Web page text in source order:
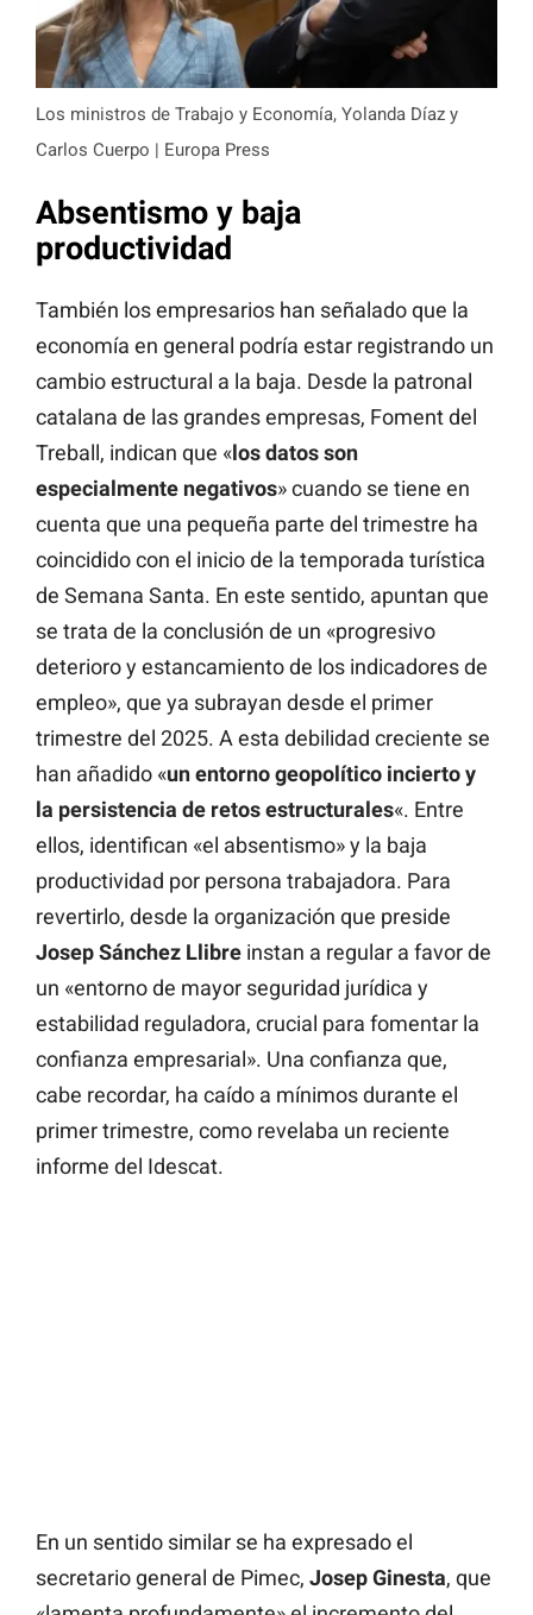
Los ministros de Trabajo y Economía, Yolanda Díaz y
Carlos Cuerpo | Europa Press
Absentismo y baja
productividad
También los empresarios han señalado que la
economía en general podría estar registrando un
cambio estructural a la baja. Desde la patronal
catalana de las grandes empresas, Foment del
Treball, indican que «los datos son
especialmente negativos» cuando se tiene en
cuenta que una pequeña parte del trimestre ha
coincidido con el inicio de la temporada turística
de Semana Santa. En este sentido, apuntan que
se trata de la conclusión de un «progresivo
deterioro y estancamiento de los indicadores de
empleo», que ya subrayan desde el primer
trimestre del 2025. A esta debilidad creciente se
han añadido «un entorno geopolítico incierto y
la persistencia de retos estructurales«. Entre
ellos, identifican «el absentismo» y la baja
productividad por persona trabajadora. Para
revertirlo, desde la organización que preside
JosepSánchez Llibre instan a regular a favor de
un «entorno de mayor seguridad jurídica y
estabilidad reguladora, crucial para fomentar la
confianza empresarial». Una confianza que,
cabe recordar, ha caído a mínimos durante el
primer trimestre, como revelaba un reciente
informe del Idescat.
En un sentido similar se ha expresado el
secretario general de Pimec, JosepGinesta, que